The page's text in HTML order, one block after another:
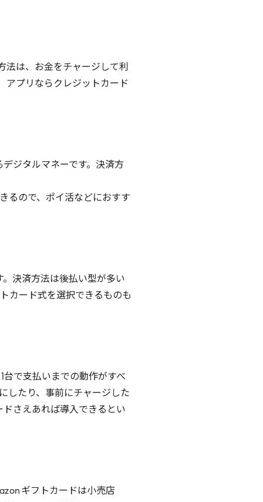
法は、お金をチャージして利
アプリならクレジットカード
ジタルマネーです。決済方
るので、ポイ活などにおすす
決済方法は後払い型が多い
カード式を選択できるものも
1台で支払いまでの動作がすべ
したり、事前にチャージした
ドさえあれば導入できるとい
ギフトカードは小売店